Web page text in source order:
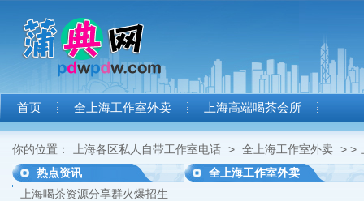
首页 全上海工作室外卖 上海高端喝茶会所
你的位置： 上海各区私人自带工作室电话 > 全上海工作室外卖 > >
热点资讯
上海喝茶资源分享群火爆招生
全上海工作室外卖